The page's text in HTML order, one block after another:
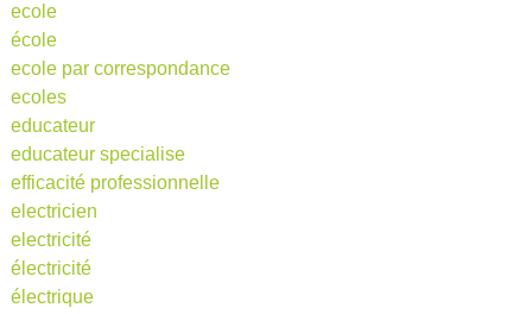
ecole
école
ecole par correspondance
ecoles
educateur
educateur specialise
efficacité professionnelle
electricien
electricité
électricité
électrique